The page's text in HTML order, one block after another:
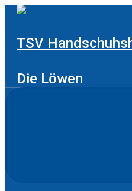
Zum
TSV
Die Löwen